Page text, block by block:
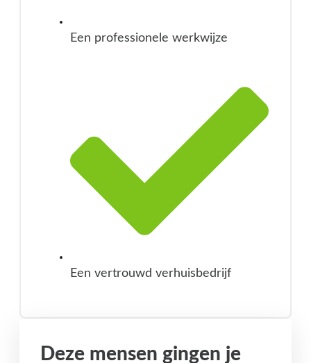
Een professionele werkwijze
Een vertrouwd verhuisbedrijf
Deze mensen gingen je